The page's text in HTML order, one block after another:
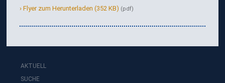
Flyer zum Herunterladen (352 KB) (pdf)
AKTUELL
SUCHE